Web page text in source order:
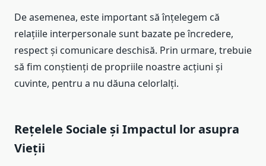
De asemenea, este important să înțelegem că
relațiile interpersonale sunt bazate pe încredere,
respect și comunicare deschisă. Prin urmare, trebuie
să fim conștienți de propriile noastre acțiuni și
cuvinte, pentru a nu dăuna celorlalți.
Rețelele Sociale și Impactul lor asupra
Vieții